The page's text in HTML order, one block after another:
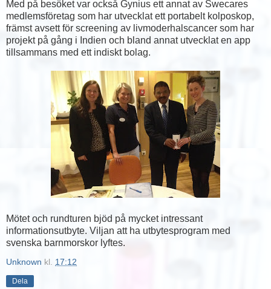
Med på besöket var också Gynius ett annat av Swecares
medlemsföretag som har utvecklat ett portabelt kolposkop,
främst avsett för screening av livmoderhalscancer som har
projekt på gång i Indien och bland annat utvecklat en app
tillsammans med ett indiskt bolag.
Mötet och rundturen bjöd på mycket intressant
informationsutbyte. Viljan att ha utbytesprogram med
svenska barnmorskor lyftes.
Unknown kl. 17:12
Dela